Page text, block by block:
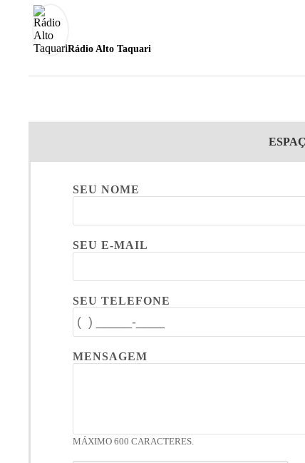
Rádio Alto Taquari
SEU NOME
SEU E-MAIL
SEU TELEFONE
MENSAGEM
MÁXIMO 600 CARACTERES.